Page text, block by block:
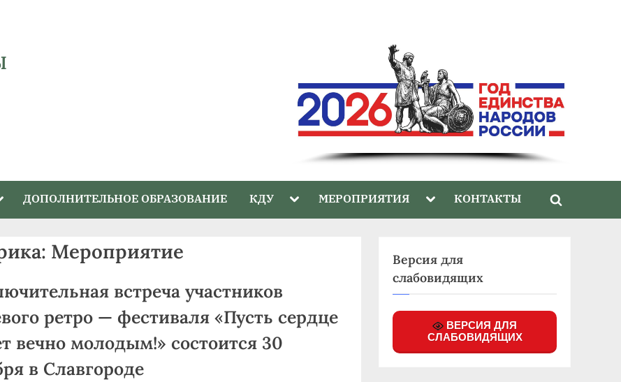
Toggle
ДОПОЛНИТЕЛЬНОЕ ОБРАЗОВАНИЕ КДУ Toggle
menu
МЕРОПРИЯТИЯ Toggle
menu
КОНТАКТЫ
Toggle
Мероприятие
встреча участников
ретро — фестиваля «Пусть сердце
вечно молодым!» состоится 30
в Славгороде
Версия для
слабовидящих
ВЕРСИЯ ДЛЯ
СЛАБОВИДЯЩИХ